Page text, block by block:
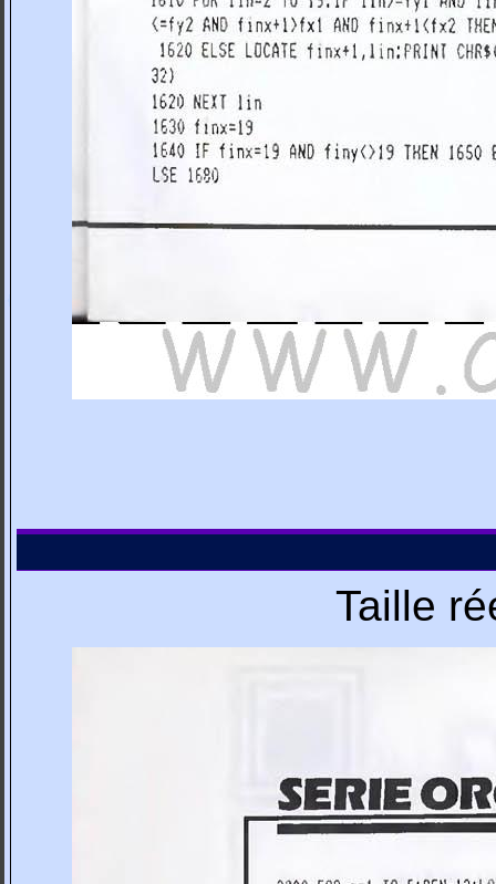
Taille